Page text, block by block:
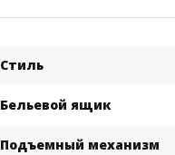
Стиль
Бельевой ящик
Подъемный механизм